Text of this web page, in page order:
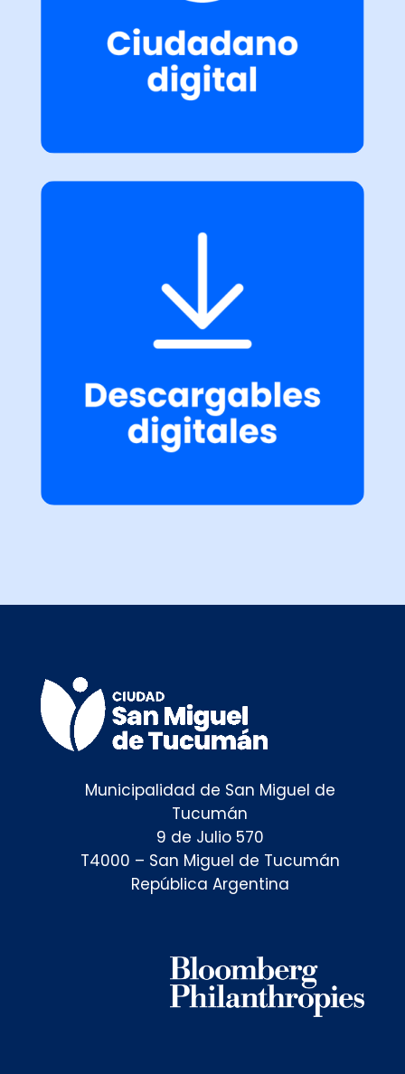
Municipalidad de San Miguel de
Tucumán
9 de Julio 570
T4000 – San Miguel de Tucumán
República Argentina